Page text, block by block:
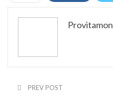
Provitamon
PREV POST